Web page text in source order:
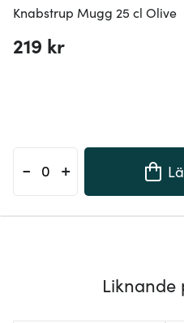
Knabstrup Mugg 25 cl Olive
219 kr
- +